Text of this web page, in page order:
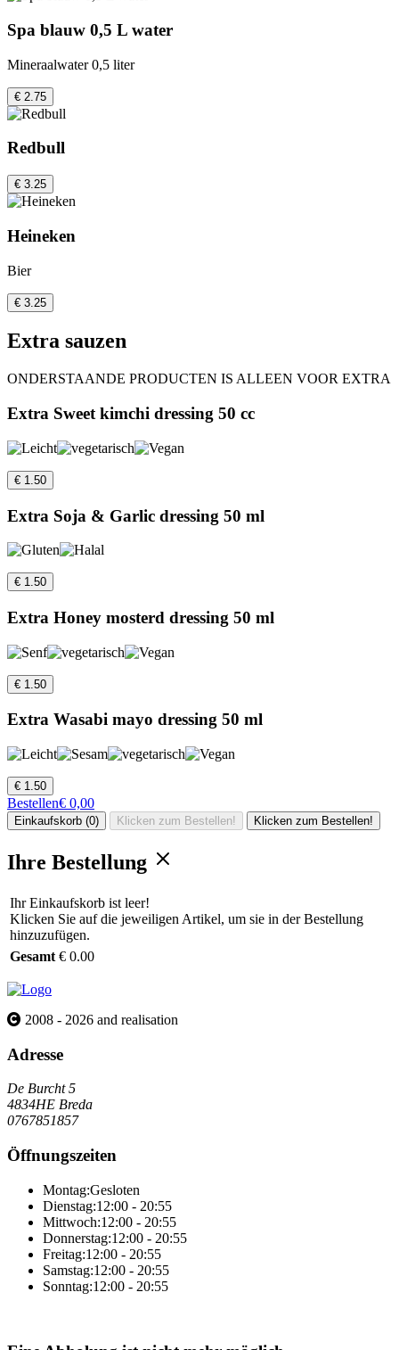
Spa blauw 0,5 L water
Mineraalwater 0,5 liter
€ 2.75
Redbull
€ 3.25
Heineken
Bier
€ 3.25
Extra sauzen
ONDERSTAANDE PRODUCTEN IS ALLEEN VOOR EXTRA
Extra Sweet kimchi dressing 50 cc
€ 1.50
Extra Soja & Garlic dressing 50 ml
€ 1.50
Extra Honey mosterd dressing 50 ml
€ 1.50
Extra Wasabi mayo dressing 50 ml
€ 1.50
Bestellen€ 0,00
Einkaufskorb (0) Klicken zum Bestellen! Klicken zum Bestellen!
Ihre Bestellung
Ihr Einkaufskorb ist leer!
Klicken Sie auf die jeweiligen Artikel, um sie in der Bestellung
hinzuzufügen.
Gesamt € 0.00
2008 - 2026 and realisation
Adresse
De Burcht 5
4834HE Breda
0767851857
Öffnungszeiten
Montag:Gesloten
Dienstag:12:00 - 20:55
Mittwoch:12:00 - 20:55
Donnerstag:12:00 - 20:55
Freitag:12:00 - 20:55
Samstag:12:00 - 20:55
Sonntag:12:00 - 20:55